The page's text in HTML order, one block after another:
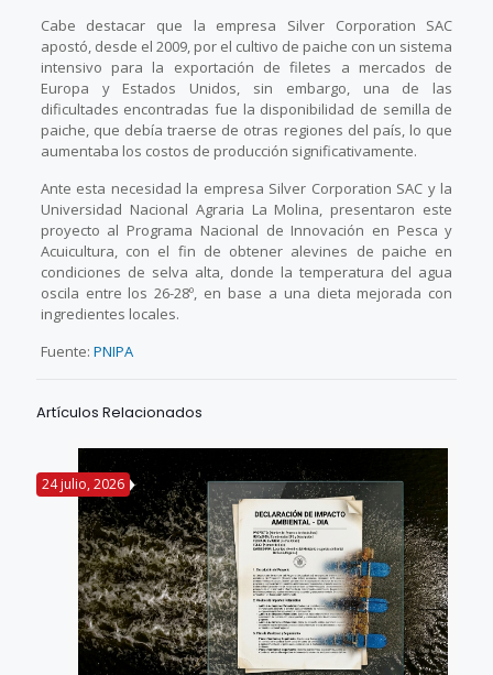
Cabe destacar que la empresa Silver Corporation SAC
apostó, desde el 2009, por el cultivo de paiche con un sistema
intensivo para la exportación de filetes a mercados de
Europa y Estados Unidos, sin embargo, una de las
dificultades encontradas fue la disponibilidad de semilla de
paiche, que debía traerse de otras regiones del país, lo que
aumentaba los costos de producción significativamente.
Ante esta necesidad la empresa Silver Corporation SAC y la
Universidad Nacional Agraria La Molina, presentaron este
proyecto al Programa Nacional de Innovación en Pesca y
Acuicultura, con el fin de obtener alevines de paiche en
condiciones de selva alta, donde la temperatura del agua
oscila entre los 26-28º, en base a una dieta mejorada con
ingredientes locales.
Fuente: PNIPA
Artículos Relacionados
24 julio, 2026